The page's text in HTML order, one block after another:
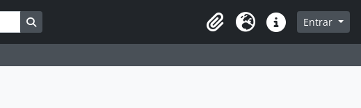
Busque na página de navegação
Idioma Atalhos Entrar